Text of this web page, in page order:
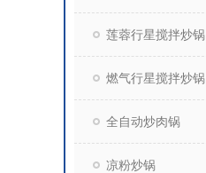
莲蓉行星搅拌炒锅
燃气行星搅拌炒锅
全自动炒肉锅
凉粉炒锅